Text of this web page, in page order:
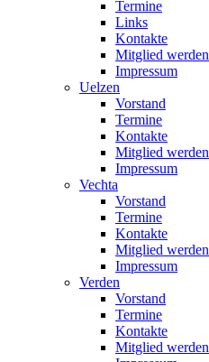
Termine
Links
Kontakte
Mitglied werden
Impressum
Uelzen
Vorstand
Termine
Kontakte
Mitglied werden
Impressum
Vechta
Vorstand
Termine
Kontakte
Mitglied werden
Impressum
Verden
Vorstand
Termine
Kontakte
Mitglied werden